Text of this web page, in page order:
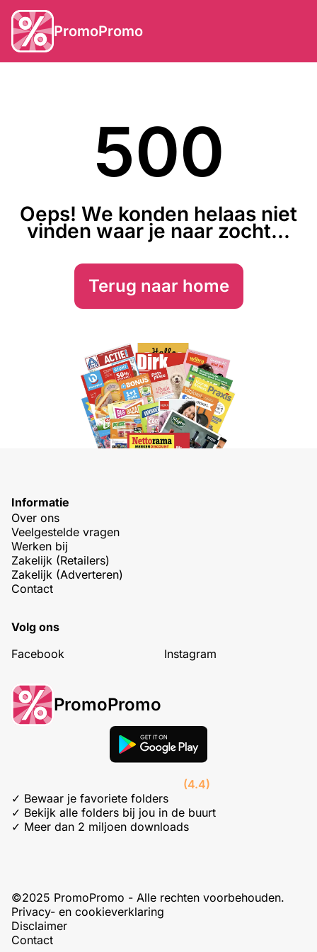
PromoPromo
500
Oeps! We konden helaas niet
vinden waar je naar zocht...
Terug naar home
Informatie
Over ons
Veelgestelde vragen
Werken bij
Zakelijk (Retailers)
Zakelijk (Adverteren)
Contact
Volg ons
Facebook
Instagram
PromoPromo
(4.4)
✓ Bewaar je favoriete folders
✓ Bekijk alle folders bij jou in de buurt
✓ Meer dan 2 miljoen downloads
©2025 PromoPromo - Alle rechten voorbehouden.
Privacy- en cookieverklaring
Disclaimer
Contact